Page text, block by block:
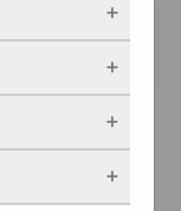
deze maand
website
actief en
worden
zoals
onze site
Zo